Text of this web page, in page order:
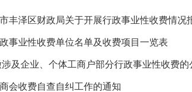
丰泽区财政局关于开展行政事业性收费情况
事业性收费单位名单及收费项目一览表
及企业、个体工商户部分行政事业性收费的
会收费自查自纠工作的通知